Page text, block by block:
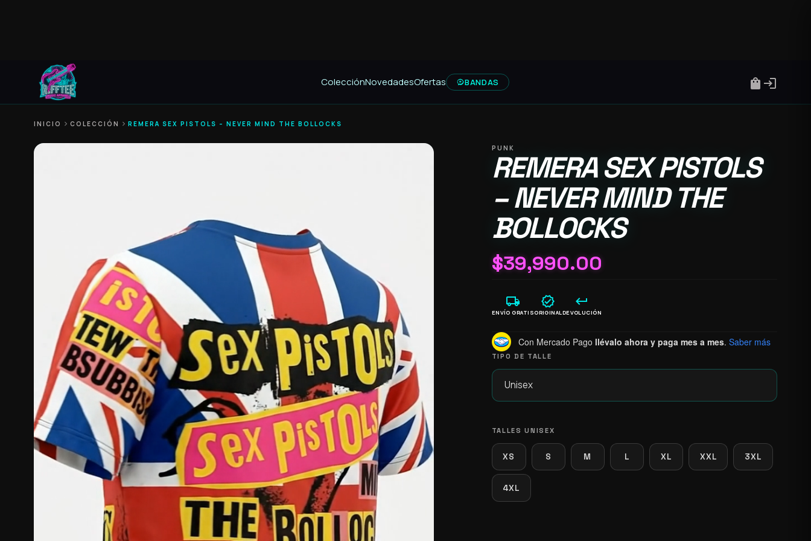
ColecciónNovedadesOfertas BANDAS shopping_bag login
INICIO chevron_right COLECCIÓN chevron_right REMERA SEX PISTOLS – NEVER MIND THE BOLLOCKS
PUNK
REMERA SEX PISTOLS
– NEVER MIND THE
BOLLOCKS
$39,990.00
local_shipping
ENVÍO GRATIS
verified
ORIGINAL
keyboard_return
DEVOLUCIÓN
Con Mercado Pago llévalo ahora y paga mes a mes. Saber más
TIPO DE TALLE
TALLES UNISEX
XS S M L XL XXL 3XL
4XL